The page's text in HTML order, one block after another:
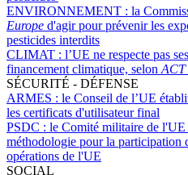
ENVIRONNEMENT : la
Europe d'agir pour prévenir les
pesticides interdits
CLIMAT : l’UE ne respecte pas
financement climatique, selon
SÉCURITÉ - DÉFENSE
ARMES : le Conseil de l’UE
les certificats d'utilisateur final
PSDC : le Comité militaire de l'UE
méthodologie pour la participation
opérations de l'UE
SOCIAL